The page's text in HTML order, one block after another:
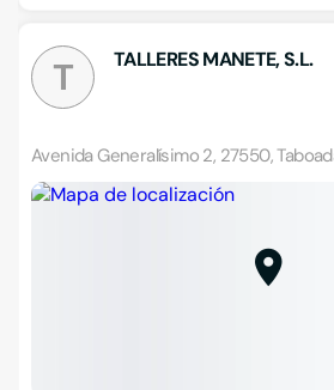
T TALLERES MANETE, S.L.
Avenida Generalísimo 2, 27550,